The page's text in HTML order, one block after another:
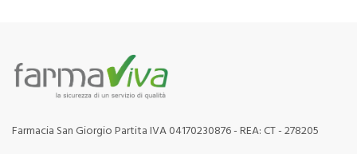
Farmacia San Giorgio Partita IVA 04170230876 - REA: CT - 278205